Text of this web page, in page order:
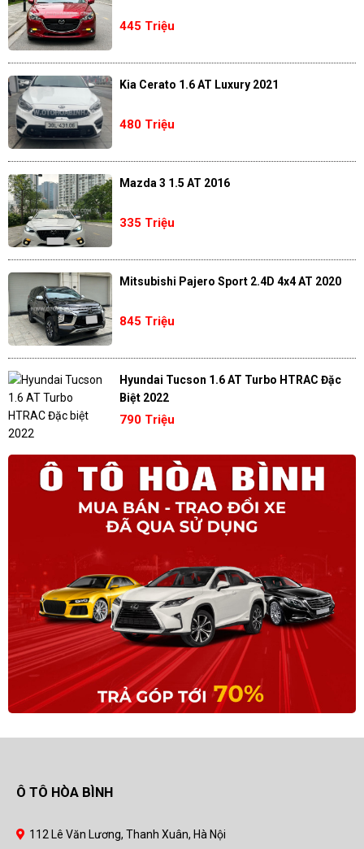
445 Triệu
Kia Cerato 1.6 AT Luxury 2021
480 Triệu
Mazda 3 1.5 AT 2016
335 Triệu
Mitsubishi Pajero Sport 2.4D 4x4 AT 2020
845 Triệu
Hyundai Tucson 1.6 AT Turbo HTRAC Đặc
Biệt 2022
790 Triệu
Ô TÔ HÒA BÌNH
112 Lê Văn Lương, Thanh Xuân, Hà Nội